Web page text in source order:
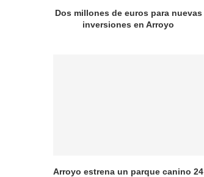
Dos millones de euros para nuevas
inversiones en Arroyo
Arroyo estrena un parque canino 24